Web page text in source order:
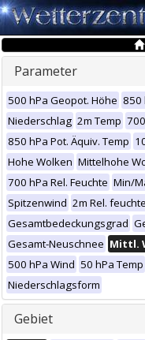
Parameter
500 hPa Geopot. Höhe 850
Niederschlag 2m Temp
850 hPa Pot. Äquiv. Temp
Hohe Wolken Mittelhohe
700 hPa Rel. Feuchte Min/
Spitzenwind 2m Rel. feuchte
Gesamtbedeckungsgrad
Gesamt-Neuschnee Mittl.
500 hPa Wind 50 hPa Temp
Niederschlagsform
Gebiet